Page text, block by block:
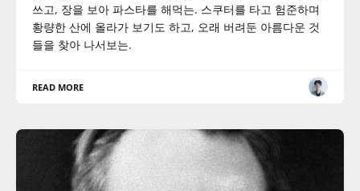
쓰고, 장을 보아 파스타를 해먹는. 스쿠터를 타고 험준하며
황량한 산에 올라가 보기도 하고, 오래 버려둔 아름다운 것
들을 찾아 나서보는.
READ MORE